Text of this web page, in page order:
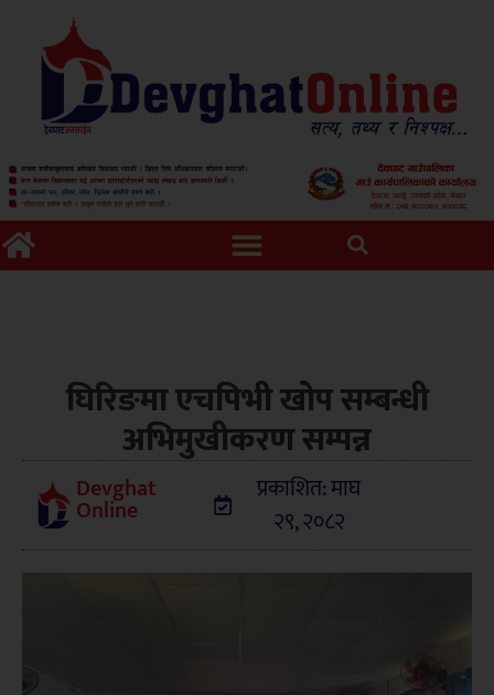
घिरिङमा एचपिभी खोप सम्बन्धी
अभिमुखीकरण सम्पन्न
Devghat
Online
प्रकाशित: माघ
२९, २०८२